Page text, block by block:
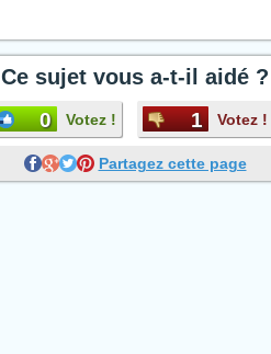
Ce sujet vous a-t-il aidé ?
0 Votez ! 1 Votez !
Partagez cette page